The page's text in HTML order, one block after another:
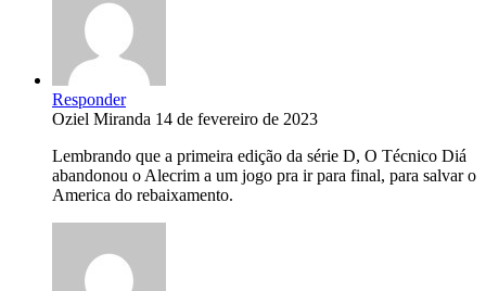
Responder
Oziel Miranda 14 de fevereiro de 2023
Lembrando que a primeira edição da série D, O Técnico Diá
abandonou o Alecrim a um jogo pra ir para final, para salvar o
America do rebaixamento.